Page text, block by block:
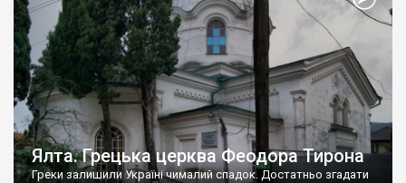
Ялта. Грецька церква Феодора Тирона
Греки залишили Україні чималий спадок. Достатньо згадати